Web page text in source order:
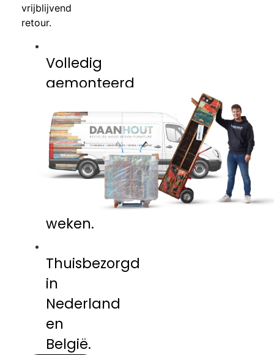
vrijblijvend
retour.
Volledig
gemonteerd
Levertijd
binnen
1-
weken.
Thuisbezorgd
in
Nederland
en
België.